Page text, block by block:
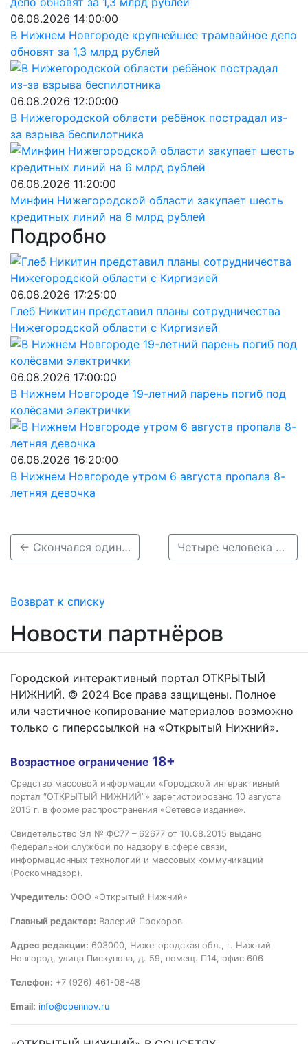
06.08.2026 14:00:00
В Нижнем Новгороде крупнейшее трамвайное депо
обновят за 1,3 млрд рублей
06.08.2026 12:00:00
В Нижегородской области ребёнок пострадал из-
за взрыва беспилотника
06.08.2026 11:20:00
Минфин Нижегородской области закупает шесть
кредитных линий на 6 млрд рублей
Подробно
06.08.2026 17:25:00
Глеб Никитин представил планы сотрудничества
Нижегородской области с Киргизией
06.08.2026 17:00:00
В Нижнем Новгороде 19-летний парень погиб под
колёсами электрички
06.08.2026 16:20:00
В Нижнем Новгороде утром 6 августа пропала 8-
летняя девочка
← Скончался один из пострадавших в массовом ДТП на трассе М-7 в Воротынском районе Четыре человека пострадали в массовом ДТП на трассе М-7 в Воротынском районе →
Возврат к списку
Новости партнёров
Городской интерактивный портал ОТКРЫТЫЙ
НИЖНИЙ. © 2024 Все права защищены. Полное
или частичное копирование материалов возможно
только с гиперссылкой на «Открытый Нижний».
Возрастное ограничение 18+
Средство массовой информации «Городской интерактивный
портал “ОТКРЫТЫЙ НИЖНИЙ”» зарегистрировано 10 августа
2015 г. в форме распространения «Сетевое издание».
Свидетельство Эл № ФС77 – 62677 от 10.08.2015 выдано
Федеральной службой по надзору в сфере связи,
информационных технологий и массовых коммуникаций
(Роскомнадзор).
Учредитель: ООО «Открытый Нижний»
Главный редактор: Валерий Прохоров
Адрес редакции: 603000, Нижегородская обл., г. Нижний
Новгород, улица Пискунова, д. 59, помещ. П14, офис 606
Телефон: +7 (926) 461-08-48
Email: info@opennov.ru